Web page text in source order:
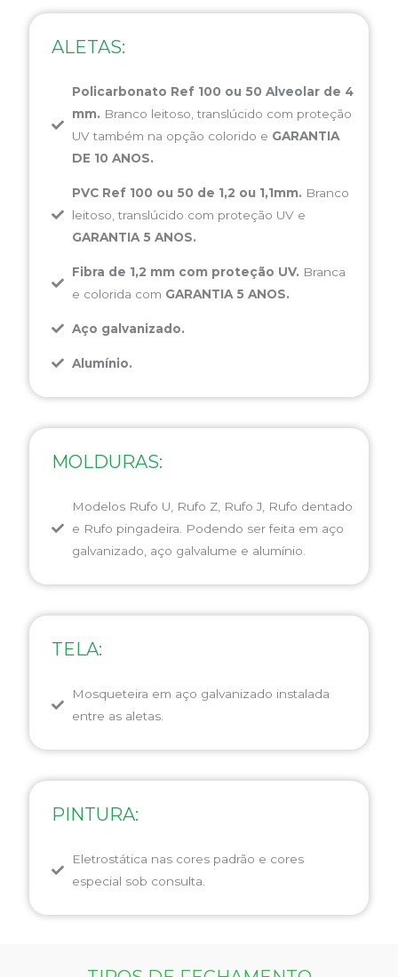
ALETAS:
Policarbonato Ref 100 ou 50 Alveolar de 4
mm. Branco leitoso, translúcido com proteção
UV também na opção colorido e GARANTIA
DE 10 ANOS.
PVC Ref 100 ou 50 de 1,2 ou 1,1mm. Branco
leitoso, translúcido com proteção UV e
GARANTIA 5 ANOS.
Fibra de 1,2 mm com proteção UV. Branca
e colorida com GARANTIA 5 ANOS.
Aço galvanizado.
Alumínio.
MOLDURAS:
Modelos Rufo U, Rufo Z, Rufo J, Rufo dentado
e Rufo pingadeira. Podendo ser feita em aço
galvanizado, aço galvalume e alumínio.
TELA:
Mosqueteira em aço galvanizado instalada
entre as aletas.
PINTURA:
Eletrostática nas cores padrão e cores
especial sob consulta.